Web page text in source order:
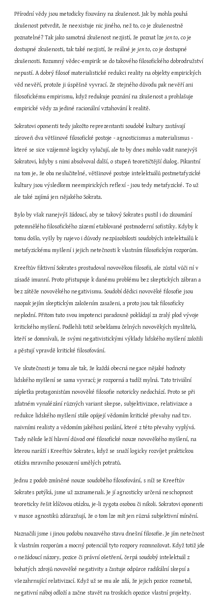
Přírodní vědy jsou metodicky fixovány na zkušenost. Jak by mohla pouhá
zkušenost potvrdit, že neexistuje nic jiného, než to, co je zkušenostně
poznatelné? Tak jako samotná zkušenost nezjistí, že poznat lze jen to, co je
dostupné zkušenosti, tak také nezjistí, že reálné je jen to, co je dostupné
zkušenosti. Rozumný vědec-empirik se do takového filosofického dobrodružství
nepustí. A dobrý filosof materialistické redukci reality na objekty empirických
věd nevěří, protože ji úspěšně vyvrací. Ze stejného důvodu pak nevěří ani
filosofickému empirismu, když redukuje poznání na zkušenost a prohlašuje
empirické vědy za jediné racionální vztahování k realitě.
Sokratovi oponenti tedy jakožto reprezentanti soudobé kultury zastávají
zároveň dva většinové filosofické postoje - agnosticismus a materialismus -
které se sice vzájemně logicky vylučují, ale to by dnes mohlo vadit nanejvýš
Sokratovi, kdyby s nimi absolvoval další, o stupeň teoretičtější dialog. Pikantní
na tom je, že oba neslučitelné, většinové postoje intelektuálů postmetafyzické
kultury jsou výsledkem neempirických reflexí - jsou tedy metafyzické. To už
ale také zajímá jen nějakého Sokrata.
Bylo by však nanejvýš žádoucí, aby se takový Sokrates pustil i do zkoumání
potemnělého filosofického zázemí etablované postmoderní sofistiky. Kdyby k
tomu došlo, vyšly by najevo i důvody nezpůsobilosti soudobých intelektuálů k
metafyzickému myšlení i jejich netečnosti k vlastním filosofickým rozporům.
Kreeftův fiktivní Sokrates prostudoval novověkou filosofii, ale zůstal vůči ní v
zásadě imunní. Proto přistupuje k danému problému bez skeptických zábran a
bez zátěže novověkého negativismu. Soudobí dědici novověké filosofie jsou
naopak jejím skeptickým založením zasaženi, a proto jsou tak filosoficky
neplodní. Přitom tuto svou impotenci paradoxně pokládají za zralý plod vývoje
kritického myšlení. Podlehli totiž sebeklamu čelných novověkých myslitelů,
kteří se domnívali, že svými negativistickými výklady lidského myšlení založili
a pěstují vpravdě kritické filosofování.
Ve skutečnosti je tomu ale tak, že každá obecná negace nějaké hodnoty
lidského myšlení se sama vyvrací; je rozporná a tudíž mylná. Tato triviální
zápletka protagonistům novověké filosofie notoricky nedochází. Proto se při
zdatném vynalézání různých variant skepse, subjektivizace, relativizace a
redukce lidského myšlení stále opájejí vědomím kritické převahy nad tzv.
naivními realisty a vědomím jakéhosi poslání, které z této převahy vyplývá.
Tady někde leží hlavní důvod oné filosofické nouze novověkého myšlení, na
kterou naráží i Kreeftův Sokrates, když se snaží logicky rozvíjet praktickou
otázku mravního posouzení umělých potratů.
Jednu z podob zmíněné nouze soudobého filosofování, s níž se Kreeftův
Sokrates potýká, jsme už zaznamenali. Je jí agnosticky určená neschopnost
teoreticky řešit klíčovou otázku, je-li zygota osobou či nikoli. Sokratovi oponenti
v masce agnostiků zdůrazňují, že o tom lze mít jen různá subjektivní mínění.
Naznačili jsme i jinou podobu nouzového stavu dnešní filosofie. Je jím netečnost
k vlastním rozporům a mocný potenciál tyto rozpory rozmnožovat. Když totiž jde
o nežádoucí názory, pozice či právní ošetření, čerpá soudobý intelektuál z
bohatých zdrojů novověké negativity a častuje odpůrce radikální skepsí a
všezahrnující relativizací. Když už se mu ale zdá, že jejich pozice rozmetal,
negativní náboj odloží a začne stavět na troskách opozice vlastní projekty.